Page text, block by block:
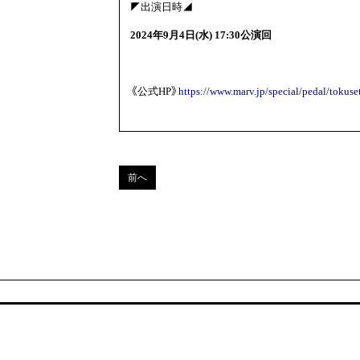
◤出演日時◢
2024年9月4日(水) 17:30公演回
《公式HP》 https://www.marv.jp/special/pedal/
前へ